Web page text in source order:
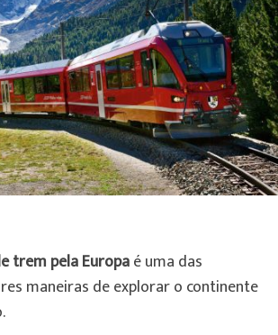
trem pela Europaé uma das
maneiras de explorar o continente